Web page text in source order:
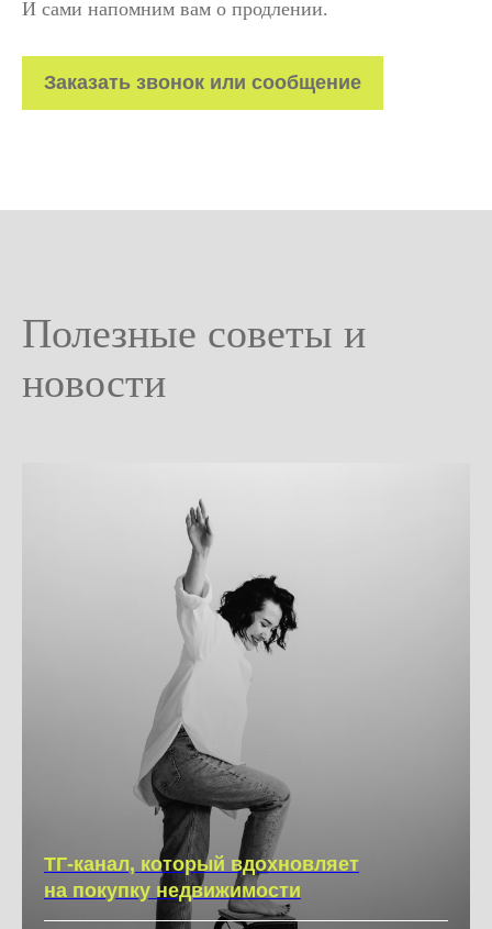
И сами напомним вам о продлении.
Заказать звонок или сообщение
Полезные советы и
новости
ТГ-канал, который вдохновляет
на покупку недвижимости